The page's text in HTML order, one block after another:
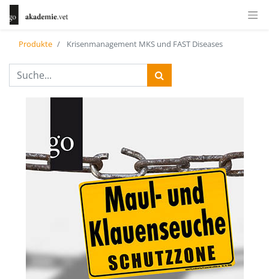
Produkte Krisenmanagement MKS und FAST Diseases